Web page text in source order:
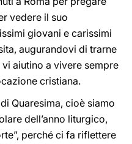
vedere il suo
giovani e carissimi
augurandovi di trarne
aiutino a vivere sempre
cristiana.
Quaresima, cioè siamo
dell’anno liturgico,
perché ci fa riflettere